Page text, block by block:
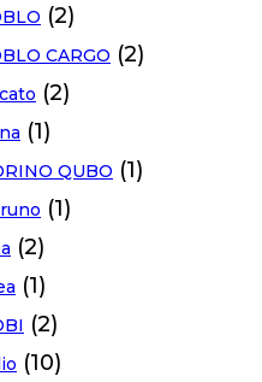
(2)
CARGO (2)
(2)
(1)
QUBO (1)
(1)
(2)
(1)
(2)
(10)